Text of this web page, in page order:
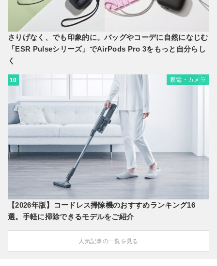
さりげなく、でも印象的に。バッグやコーデに自然になじむ
「ESR Pulseシリーズ」でAirPods Pro 3をもっと自分らし
く
10 家電・カメラ
【2026年版】コードレス掃除機のおすすめランキング16
選。手軽に掃除できるモデルをご紹介
人気記事の一覧を見る